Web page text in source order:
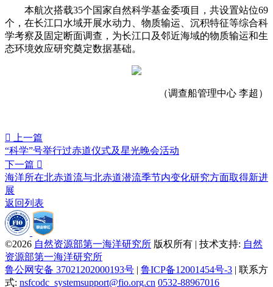
本航次搭载35个国家自然科学基金委项目，共设置站位69
个，在长江口水域开展水动力、物质输运、沉积特征等综合科
学考察及固定断面调查，为长江口及邻近海域的物质输运和生
态环境效应研究奠定数据基础。
（调查船管理中心 李超）

上一篇
“科学”号举行过赤道仪式及星光晚会活动
下一篇 
海洋所在北赤道流与北赤道潜流季节内变化研究方面取得新进
展
返回列表
©2026 自然资源部第一海洋研究所 版权所有 | 技术支持: 自然
资源部第一海洋研究所
鲁公网安备 37021202000193号 | 鲁ICP备12001454号-3 | 联系方
式: nsfcodc_systemsupport@fio.org.cn 0532-88967016